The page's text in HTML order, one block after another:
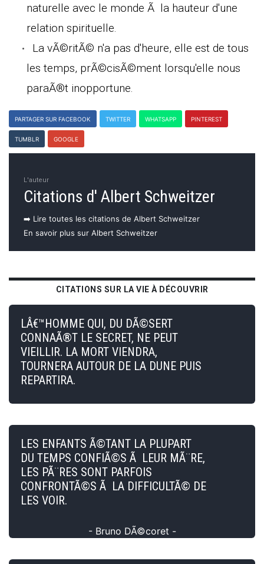
naturelle avec le monde Ã la hauteur d'une
relation spirituelle.
La vÃ©ritÃ© n'a pas d'heure, elle est de tous
les temps, prÃ©cisÃ©ment lorsqu'elle nous
paraÃ®t inopportune.
PARTAGER SUR FACEBOOK TWITTER WHATSAPP PINTEREST
TUMBLR GOOGLE
L'auteur
Citations d' Albert Schweitzer
➡️ Lire toutes les citations de Albert Schweitzer
En savoir plus sur Albert Schweitzer
CITATIONS SUR LA VIE À DÉCOUVRIR
LÂ€™HOMME QUI, DU DÃ©SERT
CONNAÃ®T LE SECRET, NE PEUT
VIEILLIR. LA MORT VIENDRA,
TOURNERA AUTOUR DE LA DUNE PUIS
REPARTIRA.
LES ENFANTS Ã©TANT LA PLUPART
DU TEMPS CONFIÃ©S Ã LEUR MÃ¨RE,
LES PÃ¨RES SONT PARFOIS
CONFRONTÃ©S Ã LA DIFFICULTÃ© DE
LES VOIR.
- Bruno DÃ©coret -